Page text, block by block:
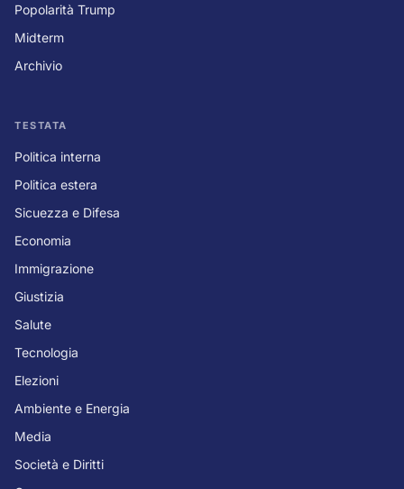
Popolarità Trump
Midterm
Archivio
TESTATA
Politica interna
Politica estera
Sicuezza e Difesa
Economia
Immigrazione
Giustizia
Salute
Tecnologia
Elezioni
Ambiente e Energia
Media
Società e Diritti